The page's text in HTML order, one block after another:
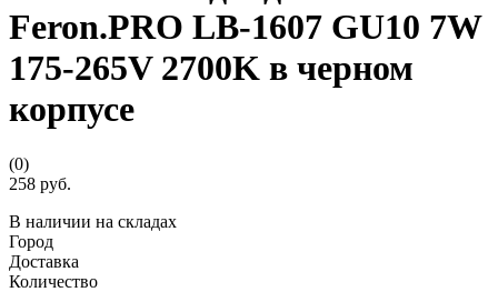
Feron.PRO LB-1607 GU10 7W
175-265V 2700K в черном
корпусе
(0)
258 руб.
В наличии на складах
Город
Доставка
Количество